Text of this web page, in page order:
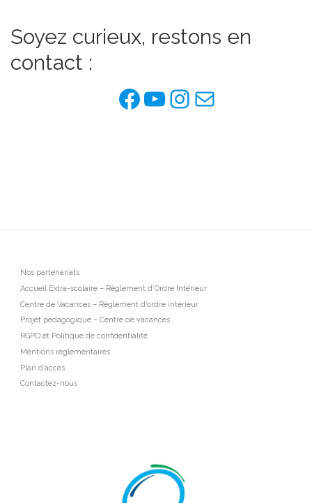
Soyez curieux, restons en
contact :
Facebook de
YouTube
Instagram
E-mail
Nos partenariats
Accueil Extra-scolaire – Règlement d’Ordre Intérieur
Centre de Vacances – Règlement d’ordre intérieur
Projet pédagogique – Centre de vacances
RGPD et Politique de confidentialité
Mentions réglementaires
Plan d’accès
Contactez-nous